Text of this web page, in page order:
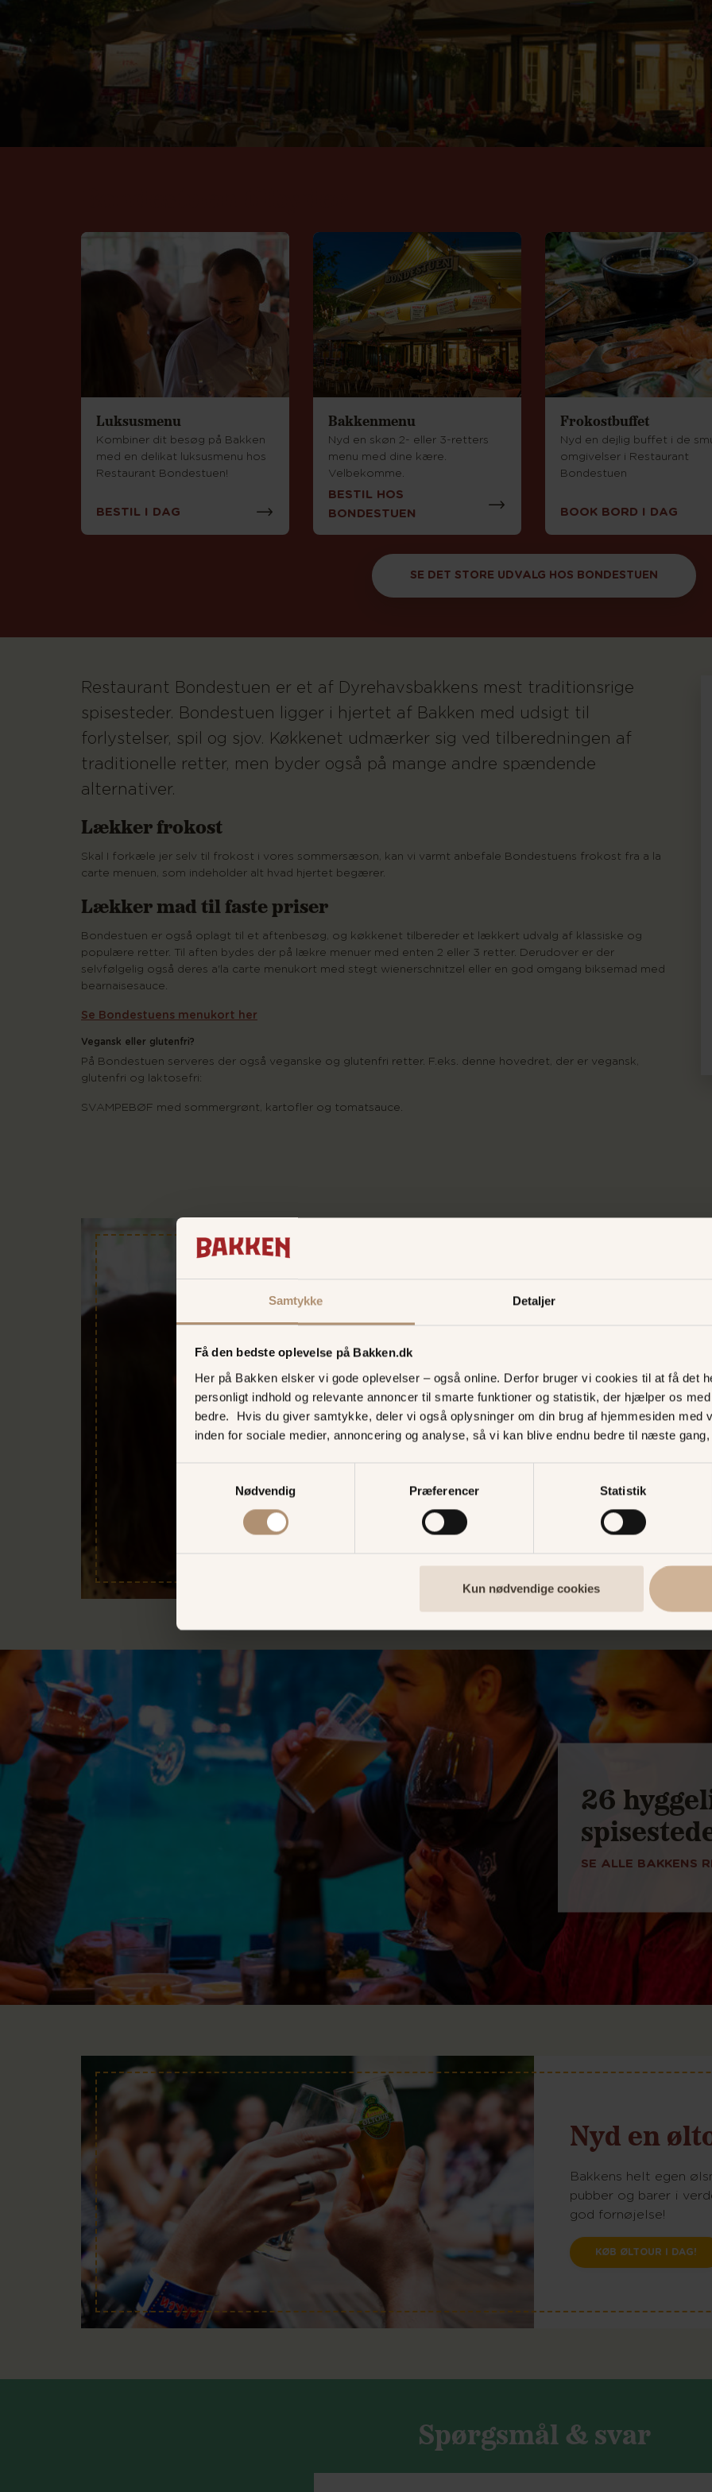
Samtykke Detaljer
Få den bedste oplevelse på Bakken.dk
Her på Bakken elsker vi gode oplevelser – også online. Derfor bruger vi cookies til at få det
personligt indhold og relevante annoncer til smarte funktioner og statistik, der hjælper os
bedre. Hvis du giver samtykke, deler vi også oplysninger om din brug af hjemmesiden med
inden for sociale medier, annoncering og analyse, så vi kan blive endnu bedre til næste
Nødvendig
Præferencer Statistik
Kun nødvendige cookies
Luksusmenu
Kombiner dit besøg på Bakken
med en delikat luksusmenu hos
Restaurant Bondestuen!
BESTIL I DAG
Bakkenmenu
Nyd en skøn 2- eller 3-retters
menu med dine kære.
Velbekomme.
BESTIL HOS
BONDESTUEN
Frokostbuffet
Nyd en dejlig buffet i de
omgivelser i Restaurant
Bondestuen
BOOK BORD I DAG
SE DET STORE UDVALG HOS BONDESTUEN
Restaurant Bondestuen er et af Dyrehavsbakkens mest traditionsrige
spisesteder. Bondestuen ligger i hjertet af Bakken med udsigt til
forlystelser, spil og sjov. Køkkenet udmærker sig ved tilberedningen af
traditionelle retter, men byder også på mange andre spændende
alternativer.
Lækker frokost
Skal I forkæle jer selv til frokost i vores sommersæson, kan vi varmt anbefale Bondestuens frokost fra a la
carte menuen, som indeholder alt hvad hjertet begærer.
Lækker mad til faste priser
Bondestuen er også oplagt til et aftenbesøg, og køkkenet tilbereder et lækkert udvalg af klassiske og
populære retter. Til aften bydes der på lækre menuer med enten 2 eller 3 retter. Derudover er der
selvfølgelig også deres a'la carte menukort med stegt wienerschnitzel eller en god omgang biksemad med
bearnaisesauce.
Se Bondestuens menukort her
Vegansk eller glutenfri?
På Bondestuen serveres der også veganske og glutenfri retter. F.eks. denne hovedret, der er vegansk,
glutenfri og laktosefri:
SVAMPEBØF med sommergrønt, kartofler og tomatsauce.
På Bondestuen
hyggelige restaurant.
10 - 220 personer og
selskabslokaler med
personer. Kontakt
Telefonnummer:
Email:
BESØG
26
SE ALLE BAKKENS
Nyd en
Bakkens helt egen
pubber og barer i
god fornøjelse!
KØB ØLTOUR I DAG!
Spørgsmål & svar